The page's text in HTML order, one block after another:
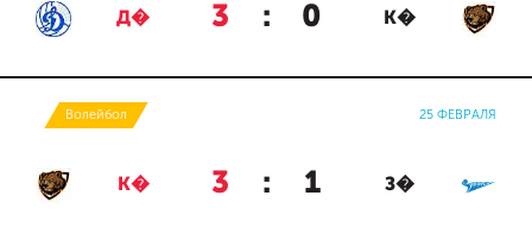
Д� 3 : 0 К�
Волейбол 25 ФЕВРАЛЯ
К� 3 : 1 З�